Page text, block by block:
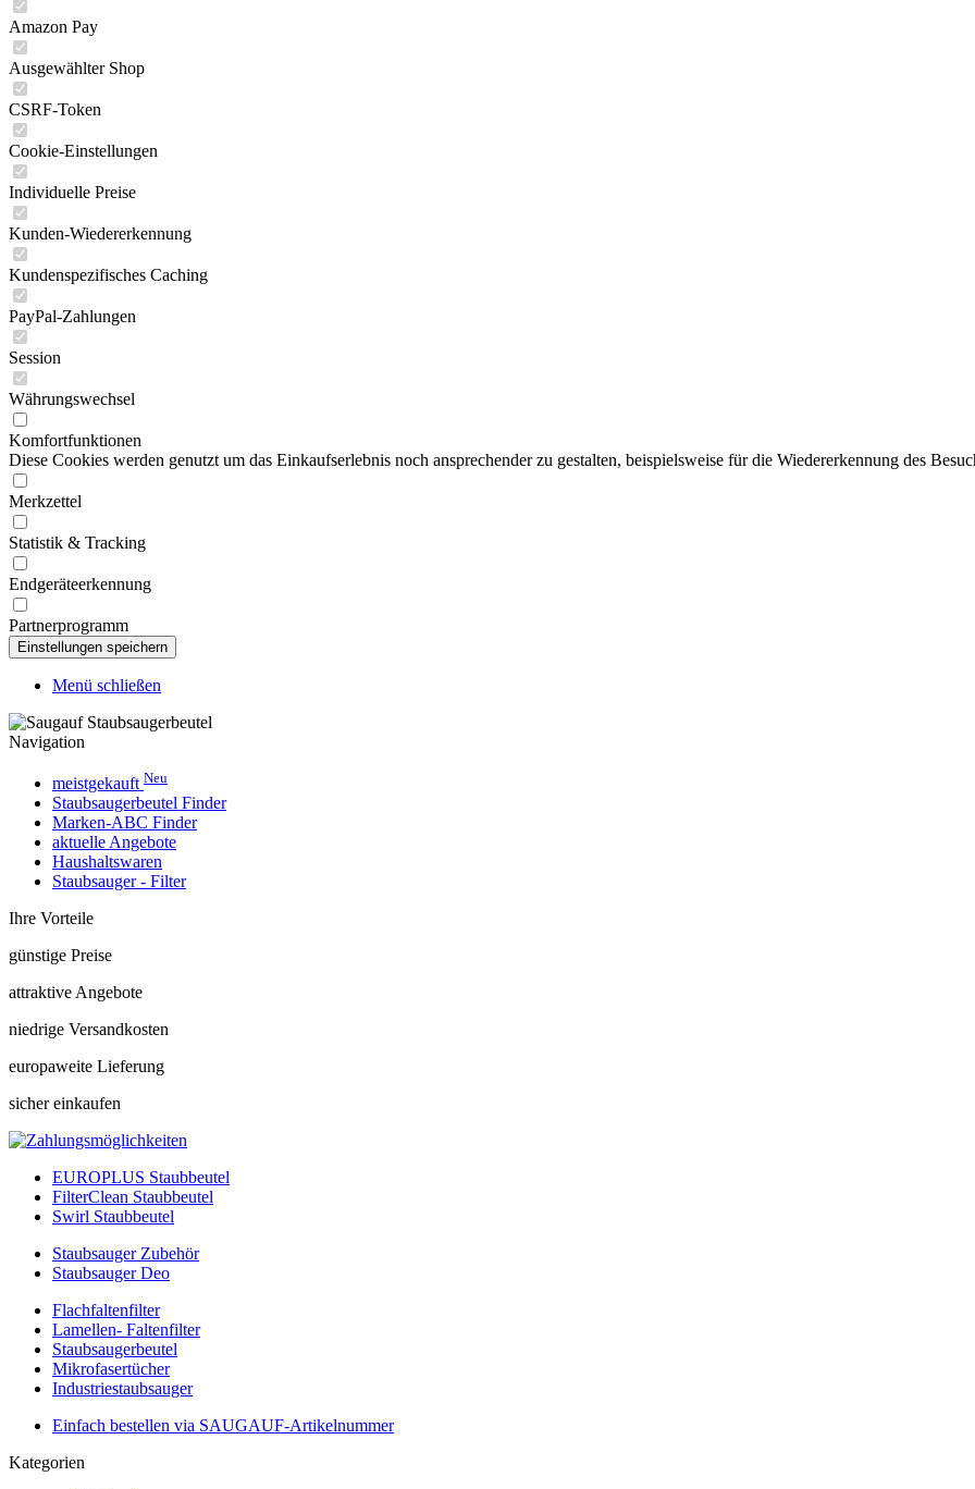
Amazon Pay
Ausgewählter Shop
CSRF-Token
Cookie-Einstellungen
Individuelle Preise
Kunden-Wiedererkennung
Kundenspezifisches Caching
PayPal-Zahlungen
Session
Währungswechsel
Komfortfunktionen
Diese Cookies werden genutzt um das Einkaufserlebnis noch ansprechender zu gestalten, beispielsweise für die Wiedererkennung des
Merkzettel
Statistik & Tracking
Endgeräteerkennung
Partnerprogramm
Menü schließen
Navigation
meistgekauft Neu
Staubsaugerbeutel Finder
Marken-ABC Finder
aktuelle Angebote
Haushaltswaren
Staubsauger - Filter
Ihre Vorteile
günstige Preise
attraktive Angebote
niedrige Versandkosten
europaweite Lieferung
sicher einkaufen
EUROPLUS Staubbeutel
FilterClean Staubbeutel
Swirl Staubbeutel
Staubsauger Zubehör
Staubsauger Deo
Flachfaltenfilter
Lamellen- Faltenfilter
Staubsaugerbeutel
Mikrofasertücher
Industriestaubsauger
Einfach bestellen via SAUGAUF-Artikelnummer
Kategorien